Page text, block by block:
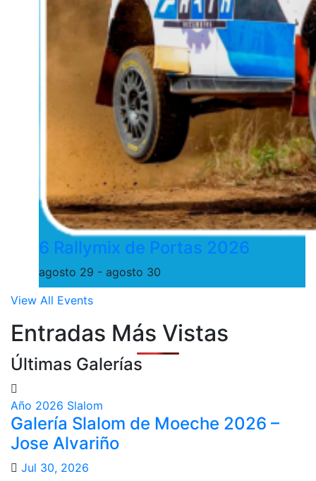
6 Rallymix de Portas 2026
agosto 29 - agosto 30
View All Events
Entradas Más Vistas
Últimas Galerías
Año 2026 Slalom
Galería Slalom de Moeche 2026 –
Jose Alvariño
Jul 30, 2026